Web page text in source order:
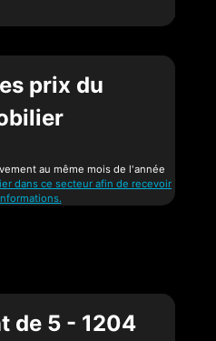
prix du
au même mois de l'année
dans ce secteur afin de recevoir
de 5 - 1204